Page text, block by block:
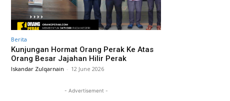
Berita
Kunjungan Hormat Orang Perak Ke Atas
Orang Besar Jajahan Hilir Perak
Iskandar Zulqarnain - 12 June 2026
- Advertisement -